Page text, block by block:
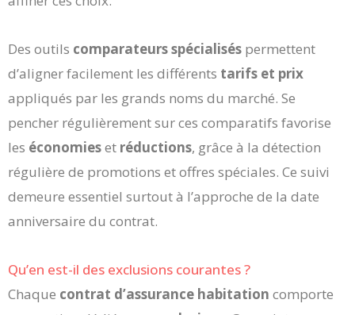
Des outils comparateurs spécialisés permettent
d’aligner facilement les différents tarifs et prix
appliqués par les grands noms du marché. Se
pencher régulièrement sur ces comparatifs favorise
les économieset réductions, grâce à la détection
régulière de promotions et offres spéciales. Ce suivi
demeure essentiel surtout à l’approche de la date
anniversaire du contrat.
Qu’en est-il des exclusions courantes ?
Chaque contrat d’assurance habitation comporte